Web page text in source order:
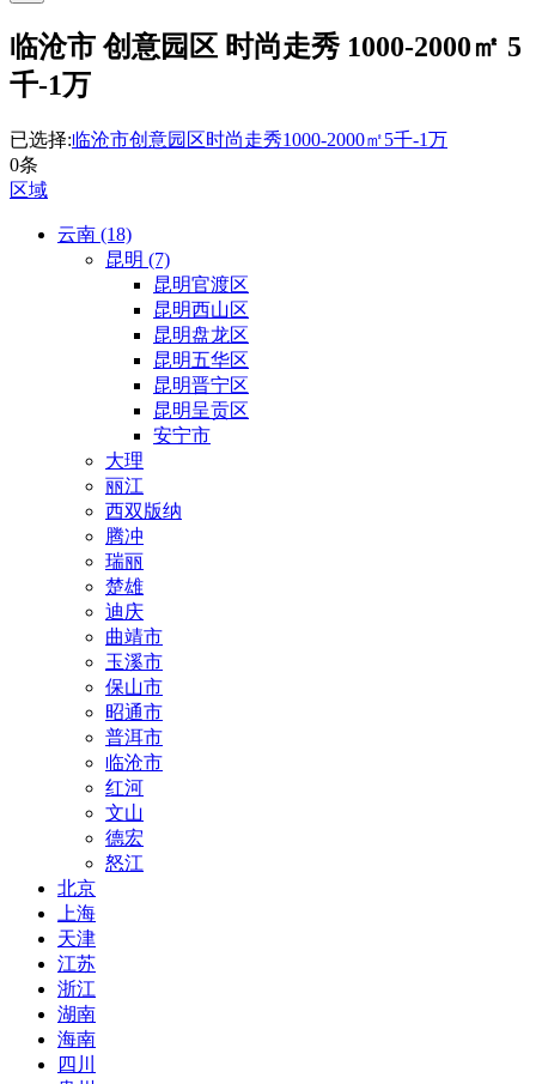
临沧市 创意园区 时尚走秀 1000-2000㎡ 5
千-1万
已选择:临沧市创意园区时尚走秀1000-2000㎡5千-1万
0条
区域
云南 (18)
昆明 (7)
昆明官渡区
昆明西山区
昆明盘龙区
昆明五华区
昆明晋宁区
昆明呈贡区
安宁市
大理
丽江
西双版纳
腾冲
瑞丽
楚雄
迪庆
曲靖市
玉溪市
保山市
昭通市
普洱市
临沧市
红河
文山
德宏
怒江
北京
上海
天津
江苏
浙江
湖南
海南
四川